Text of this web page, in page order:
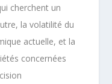
cherchent un
la volatilité du
actuelle, et la
concernées